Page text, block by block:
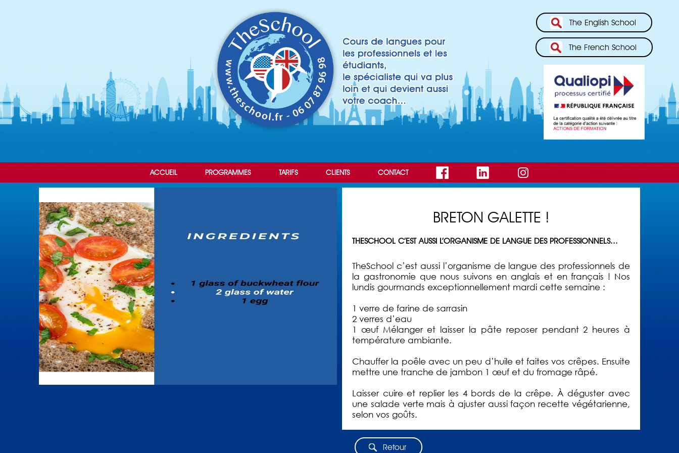
The English School
The French School
ACCUEIL PROGRAMMES TARIFS CLIENTS CONTACT
BRETON GALETTE !
THESCHOOL C’EST AUSSI L’ORGANISME DE LANGUE DES PROFESSIONNELS...
TheSchool c’est aussi l’organisme de langue des professionnels de
la gastronomie que nous suivons en anglais et en français ! Nos
lundis gourmands exceptionnellement mardi cette semaine :
1 verre de farine de sarrasin
2 verres d’eau
1 œuf Mélanger et laisser la pâte reposer pendant 2 heures à
température ambiante.
Chauffer la poêle avec un peu d’huile et faites vos crêpes. Ensuite
mettre une tranche de jambon 1 œuf et du fromage râpé.
Laisser cuire et replier les 4 bords de la crêpe. À déguster avec
une salade verte mais à ajuster aussi façon recette végétarienne,
selon vos goûts.
Retour